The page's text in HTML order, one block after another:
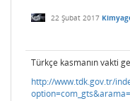
22 Şubat 2017
Türkçe kasmanın vakti
http://www.tdk.gov.tr/